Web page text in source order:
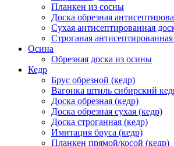
Планкен из сосны
Доска обрезная
Сухая антисептированная
Строганая антисептированная
Осина
Обрезная доска из осины
Кедр
Брус обрезной (кедр)
Вагонка штиль сибирский
Доска обрезная (кедр)
Доска обрезная сухая (кедр)
Доска строганная (кедр)
Имитация бруса (кедр)
Планкен прямой/косой (кедр)